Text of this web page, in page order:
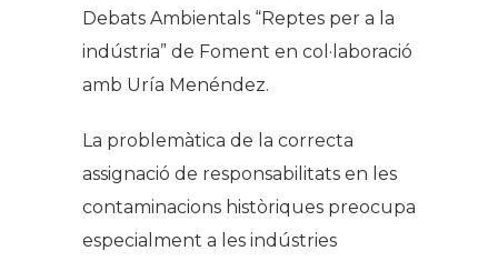
Debats Ambientals “Reptes per a la
indústria” de Foment en col·laboració
amb Uría Menéndez.
La problemàtica de la correcta
assignació de responsabilitats en les
contaminacions històriques preocupa
especialment a les indústries